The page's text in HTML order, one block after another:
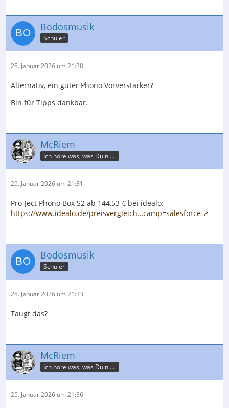
Bodosmusik
Schüler
25. Januar 2026 um 21:28
Alternativ, ein guter Phono Vorverstärker?
Bin für Tipps dankbar.
McRiem
Ich höre was, was Du nicht misst.
25. Januar 2026 um 21:31
Pro-Ject Phono Box S2 ab 144,53 € bei idealo:
https://www.idealo.de/preisvergleich…camp=salesforce
Bodosmusik
Schüler
25. Januar 2026 um 21:33
Taugt das?
McRiem
Ich höre was, was Du nicht misst.
25. Januar 2026 um 21:36